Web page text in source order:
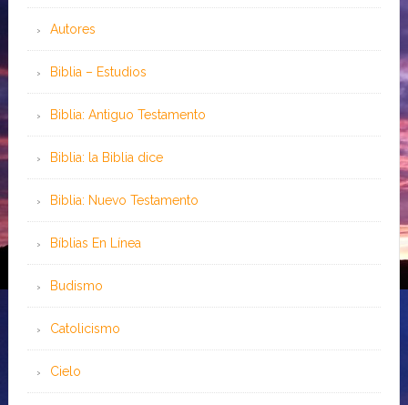
Autores
Biblia – Estudios
Biblia: Antiguo Testamento
Biblia: la Biblia dice
Biblia: Nuevo Testamento
Bíblias En Línea
Budismo
Catolicismo
Cielo